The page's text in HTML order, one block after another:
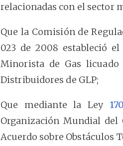
relacionadas con el sector
Que la Comisión de
023 de 2008 estableció
Minorista de Gas licuado
Distribuidores de GLP;
Que mediante la Ley 170
Organización Mundial del
Acuerdo sobre Obstáculos